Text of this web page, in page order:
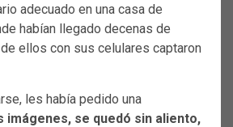
adecuado en una casa de
habían llegado decenas de
ellos con sus celulares captaron
les había pedido una
imágenes, se quedó sin aliento,